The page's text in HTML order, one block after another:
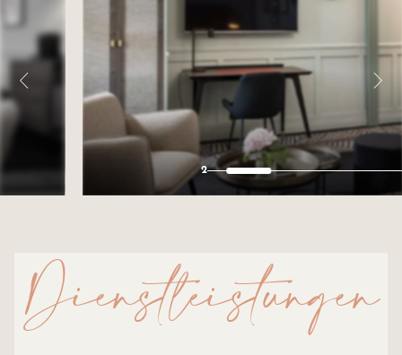
2
Dienstleistungen